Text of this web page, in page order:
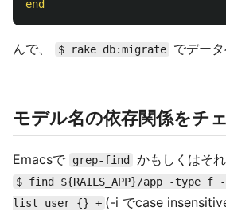
end
んで、 $ rake db:migrate でデー
モデル名の依存関係をチ
Emacsで grep-find かもしくはそ
$ find ${RAILS_APP}/app -type f
list_user {} + (-i でcase